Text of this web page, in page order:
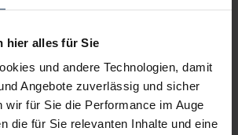
hier alles für Sie
und andere Technologien, damit
Angebote zuverlässig und sicher
wir für Sie die Performance im Auge
die für Sie relevanten Inhalte und eine
Neuwagen,keine EU-Reimporte
Barkauf, Finanzierung, Leasing